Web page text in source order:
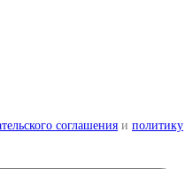
соглашения и политику